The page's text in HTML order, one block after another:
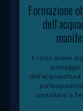
Formazione
Il corso online
contattare la